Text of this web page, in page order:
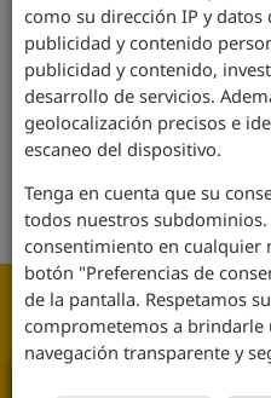
Un tiempo bien invertido.
Exactly what I needed
recommend everyone to
first thing to do
como su dirección IP y datos
publicidad y contenido
publicidad y contenido,
desarrollo de servicios.
geolocalización precisos e
escaneo del dispositivo.
Tenga en cuenta que su
todos nuestros
consentimiento en cualquier
botón "Preferencias de
de la pantalla. Respetamos
comprometemos a brindarle
navegación transparente y